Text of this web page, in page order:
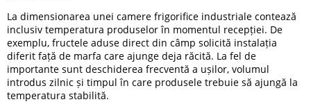
La dimensionarea unei camere frigorifice industriale contează
inclusiv temperatura produselor în momentul recepției. De
exemplu, fructele aduse direct din câmp solicită instalația
diferit față de marfa care ajunge deja răcită. La fel de
importante sunt deschiderea frecventă a ușilor, volumul
introdus zilnic și timpul în care produsele trebuie să ajungă la
temperatura stabilită.